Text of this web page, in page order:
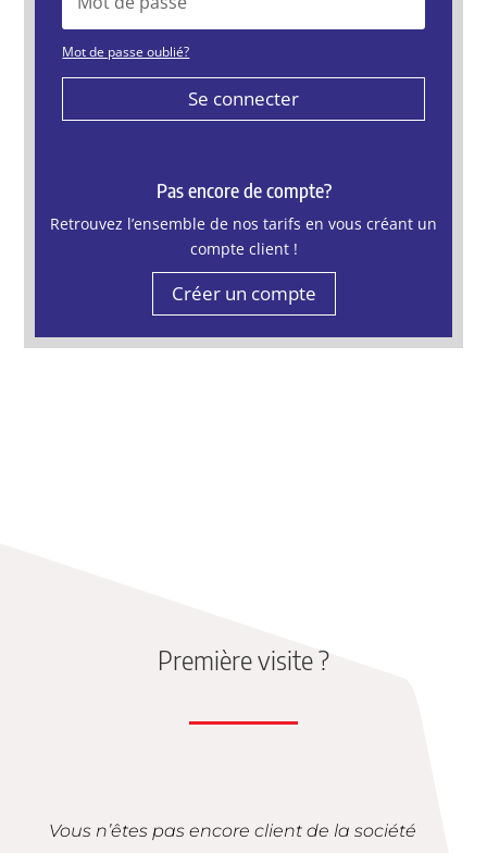
Mot de passe oublié?
Se connecter
Pas encore de compte?
Retrouvez l’ensemble de nos tarifs en vous créant un
compte client !
Créer un compte
Première visite ?
Vous n’êtes pas encore client de la société